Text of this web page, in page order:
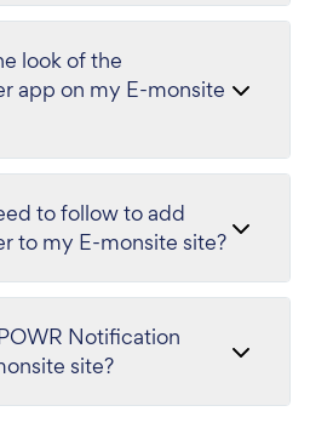
look of the
app on my E-monsite
to follow to add
to my E-monsite site?
Notification
site?